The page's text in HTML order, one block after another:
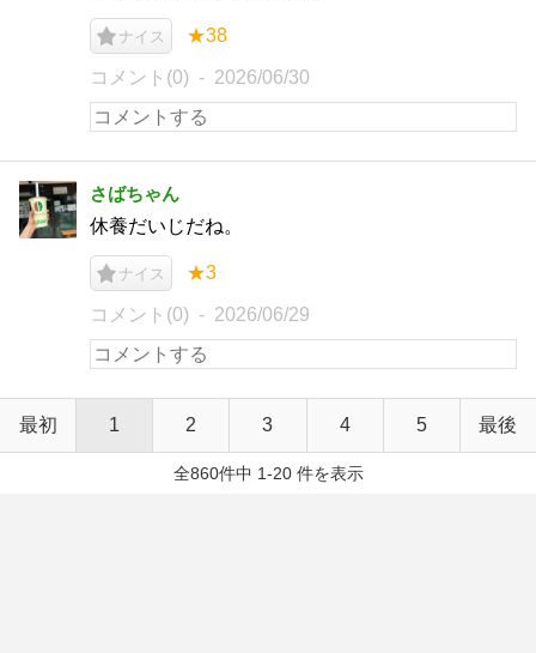
ナイス ★38
コメント(0) 2026/06/30
さばちゃん
休養だいじだね。
ナイス ★3
コメント(0) 2026/06/29
最初 1 2 3 4 5 最後
全860件中 1-20 件を表示